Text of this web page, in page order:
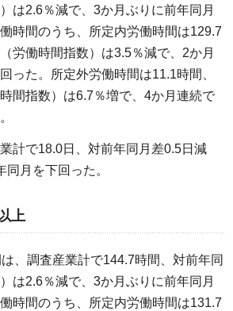
は2.6％減で、3か月ぶりに前年同月
時間のうち、所定内労働時間は129.7
労働時間指数）は3.5％減で、2か月
った。所定外労働時間は11.1時間、
間指数）は6.7％増で、4か月連続で
計で18.0日、対前年同月差0.5日減
月を下回った。
上
、調査産業計で144.7時間、対前年同
は2.6％減で、3か月ぶりに前年同月
時間のうち、所定内労働時間は131.7